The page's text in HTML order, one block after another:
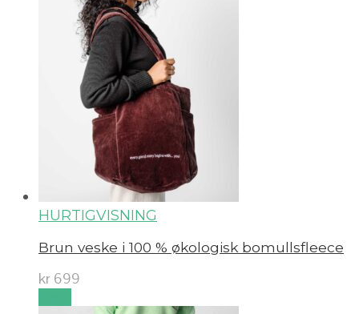
HURTIGVISNING
Brun veske i 100 % økologisk bomullsfleece
kr 699